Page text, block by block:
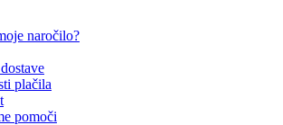
naročilo?
plačila
pomoči